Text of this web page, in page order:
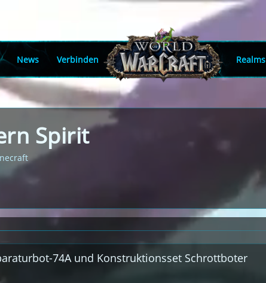
News Verbinden Realms
Spirit
74A und Konstruktionsset Schrottboter